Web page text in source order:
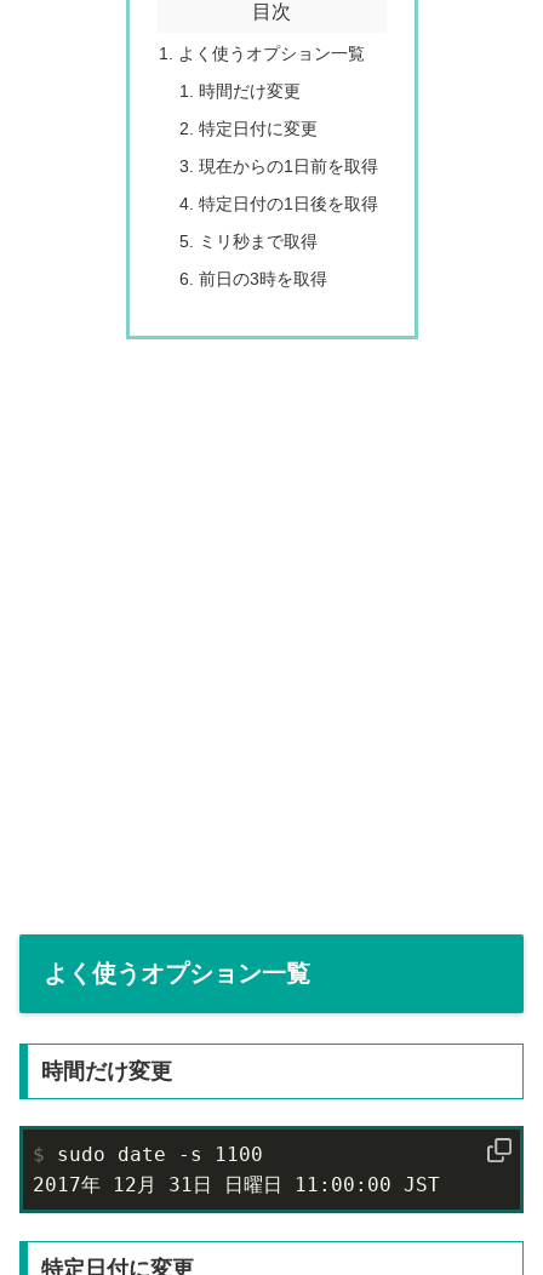
目次
よく使うオプション一覧
時間だけ変更
特定日付に変更
現在からの1日前を取得
特定日付の1日後を取得
ミリ秒まで取得
前日の3時を取得
よく使うオプション一覧
時間だけ変更
$ sudo date -s 1100
2017年 12月 31日 日曜日 11:00:00 JST
特定日付に変更